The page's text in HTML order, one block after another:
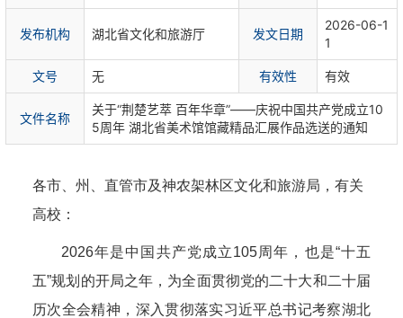
发布机构 湖北省文化和旅游厅 发文日期
2026-06-1
1
文号 无 有效性 有效
文件名称
关于“荆楚艺萃 百年华章”——庆祝中国共产党成立10
5周年 湖北省美术馆馆藏精品汇展作品选送的通知
各市、州、直管市及神农架林区文化和旅游局，有关
高校：
2026年是中国共产党成立105周年，也是“十五
五”规划的开局之年，为全面贯彻党的二十大和二十届
历次全会精神，深入贯彻落实习近平总书记考察湖北